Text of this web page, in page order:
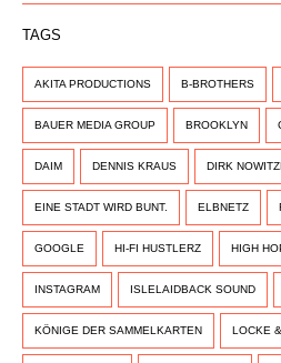
TAGS
AKITA PRODUCTIONS B-BROTHERS
BAUER MEDIA GROUP BROOKLYN
DAIM DENNIS KRAUS DIRK
EINE STADT WIRD BUNT. ELBNETZ
GOOGLE HI-FI HUSTLERZ HIGH
INSTAGRAM ISLELAIDBACK SOUND
KÖNIGE DER SAMMELKARTEN LOCKE